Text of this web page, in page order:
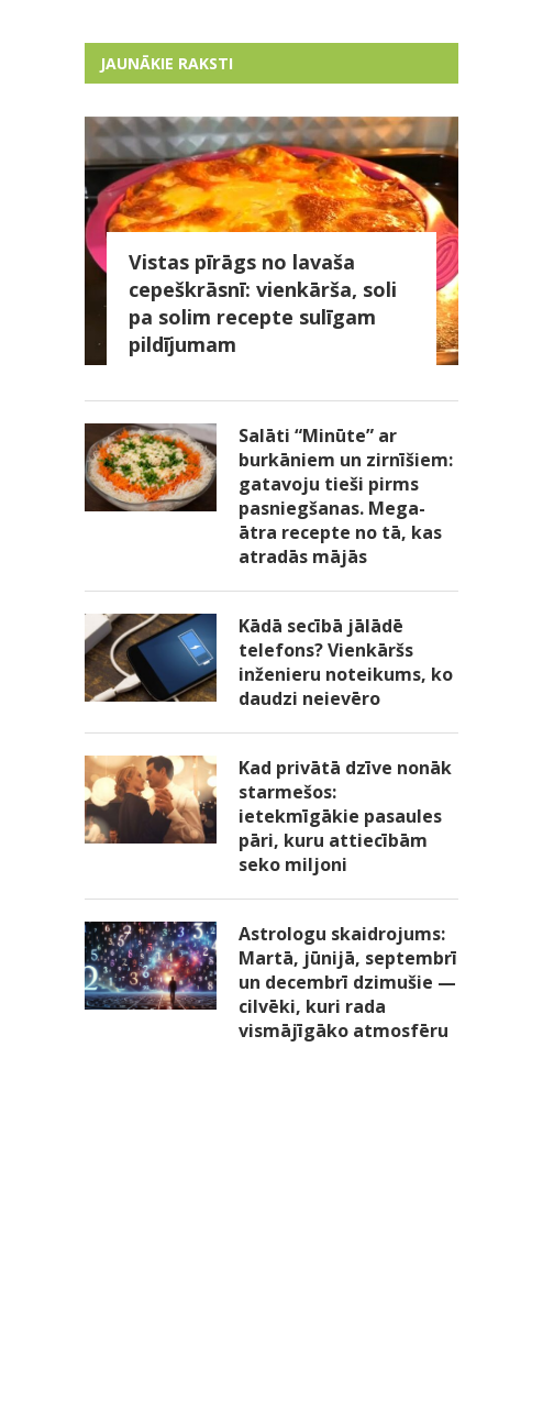
JAUNĀKIE RAKSTI
Vistas pīrāgs no lavaša
cepeškrāsnī: vienkārša, soli
pa solim recepte sulīgam
pildījumam
Salāti “Minūte” ar
burkāniem un zirnīšiem:
gatavoju tieši pirms
pasniegšanas. Mega-
ātra recepte no tā, kas
atradās mājās
Kādā secībā jālādē
telefons? Vienkāršs
inženieru noteikums, ko
daudzi neievēro
Kad privātā dzīve nonāk
starmešos:
ietekmīgākie pasaules
pāri, kuru attiecībām
seko miljoni
Astrologu skaidrojums:
Martā, jūnijā, septembrī
un decembrī dzimušie —
cilvēki, kuri rada
vismājīgāko atmosfēru